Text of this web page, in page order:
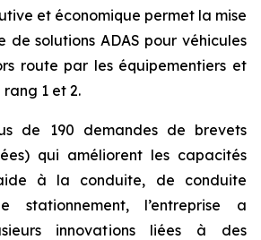
et économique permet la mise
solutions ADAS pour véhicules
route par les équipementiers et
rang 1 et 2.
de 190 demandes de brevets
qui améliorent les capacités
à la conduite, de conduite
stationnement, l’entreprise a
innovations liées à des